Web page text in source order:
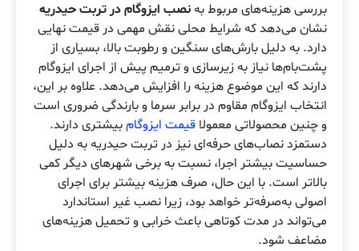
بررسی هزینه‌های مربوط بهنصب ایزوگام در تربت حیدریه
نشان می‌دهد که شرایط محلی نقش مهمی در قیمت نهایی
دارد. به دلیل بارش‌های سنگین و رطوبت بالا، بسیاری از
پشت‌بام‌ها نیاز به زیرسازی و ترمیم پیش از اجرای ایزوگام
دارند که این موضوع هزینه را افزایش می‌دهد. علاوه بر این،
انتخاب ایزوگام مقاوم در برابر سرما و بارندگی ضروری است
و چنین محصولاتی معمولا قیمت ایزوگامبیشتری دارند.
دستمزد نصاب‌های حرفه‌ای نیز در تربت حیدریه به دلیل
حساسیت بیشتر اجرا، نسبت به برخی شهرهای دیگر کمی
بالاتر است. با این حال، صرف هزینه بیشتر برای اجرای
اصولی به‌صرفه‌تر خواهد بود، زیرا نصب غیر استاندارد
می‌تواند در مدت کوتاهی باعث خرابی و تحمیل هزینه‌های
مضاعف شود.